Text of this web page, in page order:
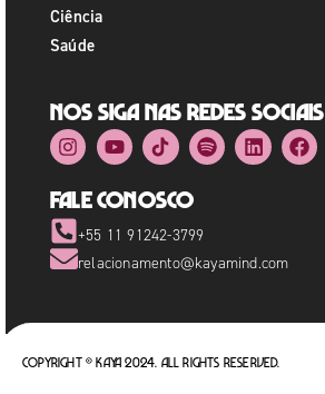
Ciência
Saúde
Nos siga nas redes sociais
Fale Conosco
+55 11 91242-3799
relacionamento@kayamind.com
Copyright © Kaya 2024. All rights reserved.